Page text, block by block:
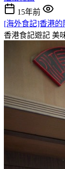
15年前
[海外食記]香港
香港食記遊記 美